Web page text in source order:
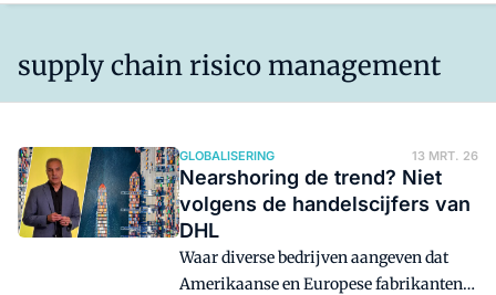
supply chain risico management
GLOBALISERING 13 MRT. 26
Nearshoring de trend? Niet
volgens de handelscijfers van
DHL
Waar diverse bedrijven aangeven dat
Amerikaanse en Europese fabrikanten